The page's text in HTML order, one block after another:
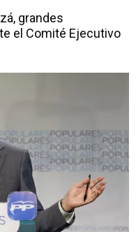
grandes
el Comité Ejecutivo